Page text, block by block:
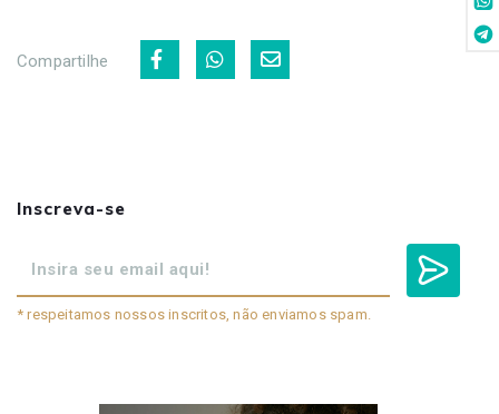
Compartilhe
Inscreva-se
* respeitamos nossos inscritos, não enviamos spam.